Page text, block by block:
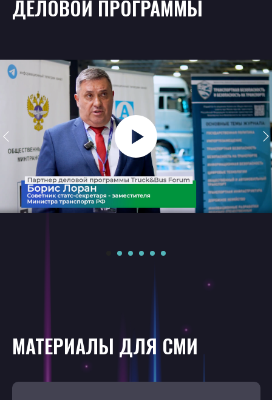
ДЕЛОВОЙ ПРОГРАММЫ
МАТЕРИАЛЫ ДЛЯ СМИ